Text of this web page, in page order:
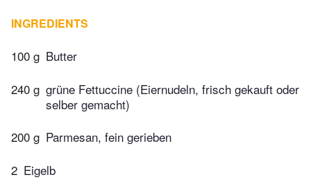
INGREDIENTS
100 g Butter
240 g grüne Fettuccine (Eiernudeln, frisch gekauft oder
selber gemacht)
200 g Parmesan, fein gerieben
2 Eigelb